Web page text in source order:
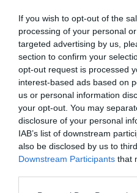
If you wish to opt-out of the
processing of your personal
targeted advertising by us,
section to confirm your
opt-out request is processed
interest-based ads based on
us or personal information
your opt-out. You may
disclosure of your personal
IAB’s list of downstream
also be disclosed by us to
Downstream Participants that
ευνοϊκές συνθήκες σε
επαφών με το
δουλειά).
ανάσες, διακρίνετε
αδικήσει σε
επίπεδο και
περισσότερο
αφήσετε όσα έχετε
από το παρελθόν να